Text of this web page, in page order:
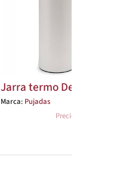
Jarra termo Design
Marca: Pujadas
Precio